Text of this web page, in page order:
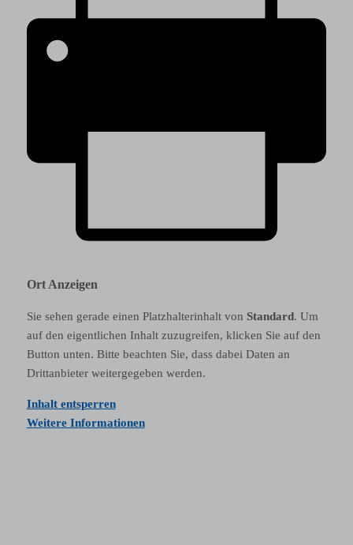
Ort Anzeigen
Sie sehen gerade einen Platzhalterinhalt von Standard. Um
auf den eigentlichen Inhalt zuzugreifen, klicken Sie auf den
Button unten. Bitte beachten Sie, dass dabei Daten an
Drittanbieter weitergegeben werden.
Inhalt entsperren
Weitere Informationen